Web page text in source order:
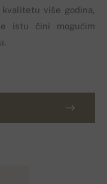
kvalitetu više godina,
istu čini mogućim